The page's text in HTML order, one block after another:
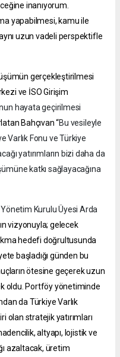
inanıyorum.
yapabilmesi, kamu ile
uzun vadeli perspektifle
gerçekleştirilmesi
ve İSO Girişim
hayata geçirilmesi
Bahçıvan “Bu vesileyle
Varlık Fonu ve Türkiye
yatırımların bizi daha da
katkı sağlayacağına
Kurulu Üyesi Arda
vizyonuyla; gelecek
hedefi doğrultusunda
başladığı günden bu
ötesine geçerek uzun
oldu. Portföy yönetiminde
da Türkiye Varlık
olan stratejik yatırımları
altyapı, lojistik ve
azaltacak, üretim